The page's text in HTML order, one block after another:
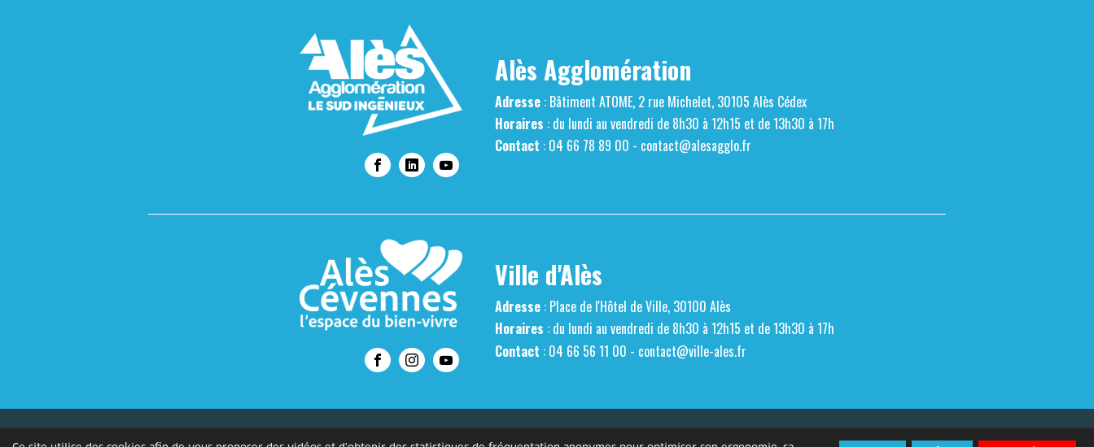
Alès Agglomération
Adresse: Bâtiment ATOME, 2 rue Michelet, 30105 Alès Cédex
Horaires : du lundi au vendredi de 8h30 à 12h15 et de 13h30 à 17h
Contact : 04 66 78 89 00 - contact@alesagglo.fr
Ville d'Alès
Adresse: Place de l'Hôtel de Ville, 30100 Alès
Horaires : du lundi au vendredi de 8h30 à 12h15 et de 13h30 à 17h
Contact : 04 66 56 11 00 - contact@ville-ales.fr